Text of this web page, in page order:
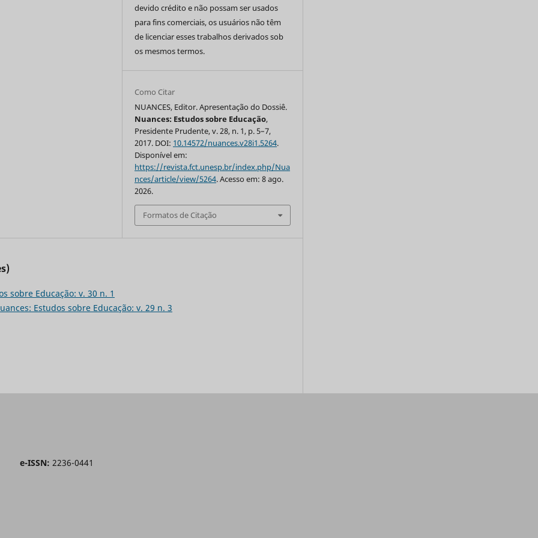
devido crédito e não possam ser usados
para fins comerciais, os usuários não têm
de licenciar esses trabalhos derivados sob
os mesmos termos.
Como Citar
NUANCES, Editor. Apresentação do Dossiê.
Nuances: Estudos sobre Educação,
Presidente Prudente, v. 28, n. 1, p. 5–7,
2017. DOI: 10.14572/nuances.v28i1.5264.
Disponível em:
https://revista.fct.unesp.br/index.php/Nua
nces/article/view/5264. Acesso em: 8 ago.
2026.
Formatos de Citação
sobre Educação: v. 30 n. 1
Estudos sobre Educação: v. 29 n. 3
e-ISSN: 2236-0441